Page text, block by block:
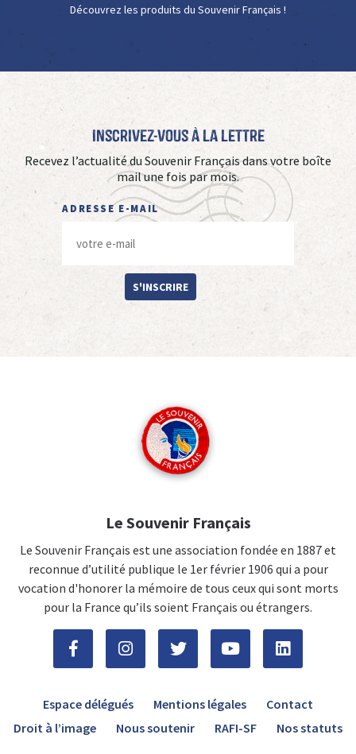
Découvrez les produits du Souvenir Français !
Inscrivez-vous à La Lettre
Recevez l’actualité du Souvenir Français dans votre boîte
mail une fois par mois.
ADRESSE E-MAIL
S'INSCRIRE
Le Souvenir Français
Le Souvenir Français est une association fondée en 1887 et
reconnue d’utilité publique le 1er février 1906 qui a pour
vocation d'honorer la mémoire de tous ceux qui sont morts
pour la France qu’ils soient Français ou étrangers.
Espace délégués Mentions légales
Contact
Droit à l’image
Nous soutenir RAFI-SF Nos statuts